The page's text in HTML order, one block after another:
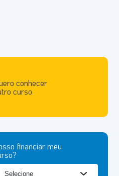
conhecer
curso.
financiar meu